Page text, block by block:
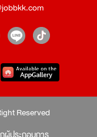
Reserved